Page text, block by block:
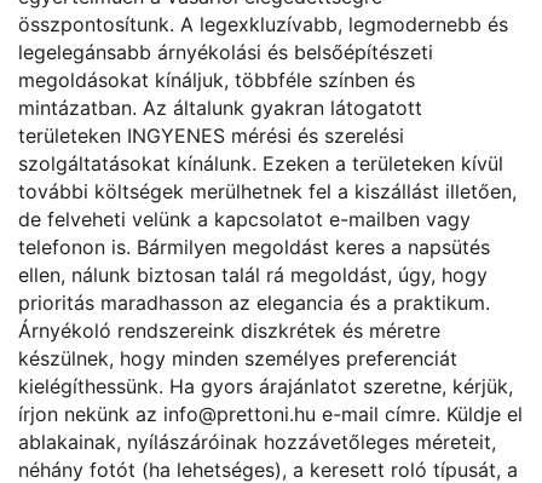
összpontosítunk. A legexkluzívabb, legmodernebb és
legelegánsabb árnyékolási és belsőépítészeti
megoldásokat kínáljuk, többféle színben és
mintázatban. Az általunk gyakran látogatott
területeken INGYENES mérési és szerelési
szolgáltatásokat kínálunk. Ezeken a területeken kívül
további költségek merülhetnek fel a kiszállást illetően,
de felveheti velünk a kapcsolatot e-mailben vagy
telefonon is. Bármilyen megoldást keres a napsütés
ellen, nálunk biztosan talál rá megoldást, úgy, hogy
prioritás maradhasson az elegancia és a praktikum.
Árnyékoló rendszereink diszkrétek és méretre
készülnek, hogy minden személyes preferenciát
kielégíthessünk. Ha gyors árajánlatot szeretne, kérjük,
írjon nekünk az info@prettoni.hu e-mail címre. Küldje el
ablakainak, nyílászáróinak hozzávetőleges méreteit,
néhány fotót (ha lehetséges), a keresett roló típusát, a